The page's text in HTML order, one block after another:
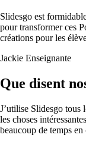
Slidesgo est
pour transformer ces
créations pour les
Jackie Enseignante
Que disent
J’utilise Slidesgo tous
les choses
beaucoup de temps